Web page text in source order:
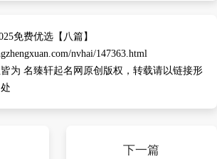
免费优选【八篇】
nvhai/147363.html
为 名臻轩起名网原创版权，转载请以链接形
下一篇